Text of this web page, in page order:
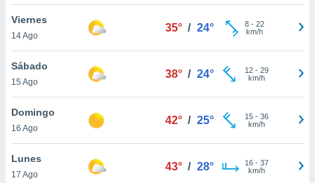
sitio
En
sean
el sitio
ni para
Viernes
14 Ago
35° / 24° 8- 22
km/h
Sábado
15 Ago
38° / 24° 12- 29
km/h
Domingo
16 Ago
42° / 25° 15- 36
km/h
Lunes
17 Ago
43° / 28° 16- 37
km/h